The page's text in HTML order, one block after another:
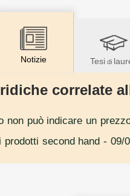
Notizie Tesidi
correlate
non può indicare un
prodotti second hand - 09/